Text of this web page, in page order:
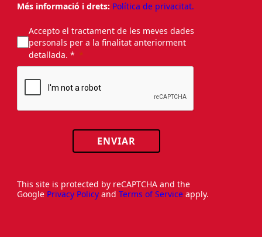
Més informació i drets: Política de privacitat.
Accepto el tractament de les meves dades
personals per a la finalitat anteriorment
detallada. *
ENVIAR
This site is protected by reCAPTCHA and the
Google Privacy Policy and Terms of Service apply.